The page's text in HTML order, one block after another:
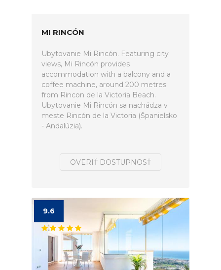
MI RINCÓN
Ubytovanie Mi Rincón. Featuring city
views, Mi Rincón provides
accommodation with a balcony and a
coffee machine, around 200 metres
from Rincon de la Victoria Beach.
Ubytovanie Mi Rincón sa nachádza v
meste Rincón de la Victoria (Španielsko
- Andalúzia).
OVERIŤ DOSTUPNOSŤ
9.6